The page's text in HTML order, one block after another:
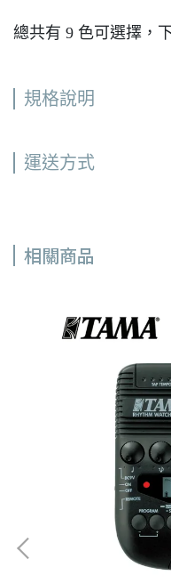
總共有 9 色可選擇，
規格說明
運送方式
相關商品